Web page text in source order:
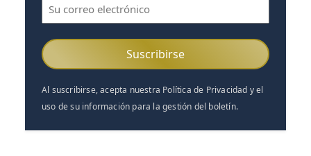
(Obligatorio)
Al suscribirse, acepta nuestra Política de Privacidad y el
uso de su información para la gestión del boletín.